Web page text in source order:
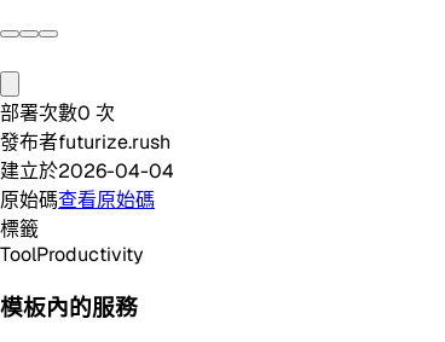
部署次數0 次
發布者futurize.rush
建立於2026-04-04
原始碼查看原始碼
標籤
ToolProductivity
模板內的服務